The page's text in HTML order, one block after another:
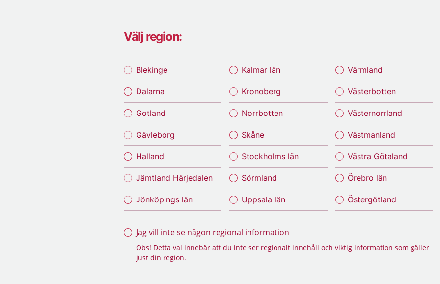
Välj region:
Blekinge
Dalarna
Gotland
Gävleborg
Halland
Jämtland Härjedalen
Jönköpings län
Kalmar län
Kronoberg
Norrbotten
Skåne
Stockholms län
Sörmland
Uppsala län
Värmland
Västerbotten
Västernorrland
Västmanland
Västra Götaland
Örebro län
Östergötland
Jag vill inte se någon regional information
Obs! Detta val innebär att du inte ser regionalt innehåll och viktig information som gäller
just din region.